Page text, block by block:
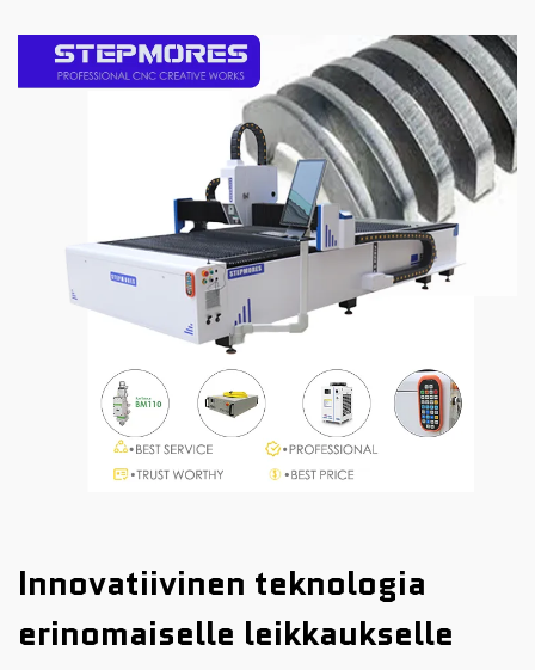
Innovatiivinen teknologia
erinomaiselle leikkaukselle